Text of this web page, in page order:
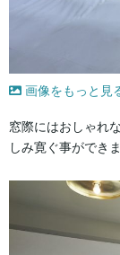
画像をもっと見
窓際にはおしゃれ
しみ寛ぐ事ができま